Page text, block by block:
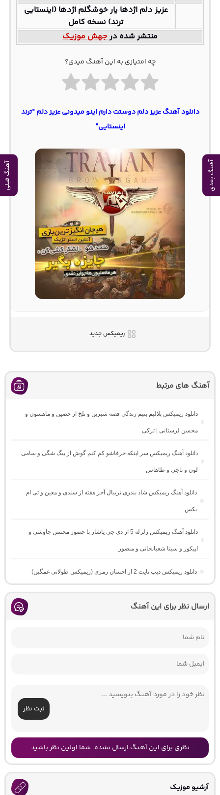
آهنگ بعدی آهنگ قبلی
عزیز دلم اژدها یار خوشگلم اژدها (اینستایی
ترند) نسخه کامل
منتشر شده درجهش موزیک
چه امتیازی به این آهنگ میدی؟
دانلود آهنگ عزیز دلم دوستت دارم اینو میدونی عزیز دلم “ترند
اینستایی”
ریمیکس جدید
آهنگ های مرتبط
دانلود ریمیکس بلالیم بنیم زندگی قصه شیرین و تلخ از حصین و ماهسون و
محسن لرستانی | ترکی
دانلود آهنگ ریمیکس سر اینکه حرفاشو کم کنم گوش از بیگ شگی و سامی
لون و ناجی و طاهاس
دانلود آهنگ ریمیکس شاد بندری تریبال آخر هفته از سندی و معین و تی ام
بکس
دانلود آهنگ ریمیکس زلزله 5 از دی جی یاشار با حضور محسن چاوشی و
اپیکور و سینا شعبانخانی و منصور
دانلود ریمیکس دیپ نایت 2 از احسان رمزی (ریمیکس طولانی غمگین)
ارسال نظر برای این آهنگ
ثبت نظر
نظری برای این آهنگ ارسال نشده، شما اولین نظر باشید
آرشیو موزیک